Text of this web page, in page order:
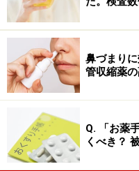
で、人工的に作り出す
から特別な方法で分取
使う方法が普及していま
「火傷」や「出
われた分を補う
アルブミンは、もとも
鼻づまり
管収縮薬
Q. 「お薬
くべき？